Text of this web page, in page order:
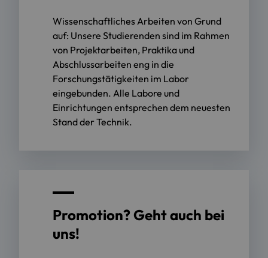
Wissenschaftliches Arbeiten von Grund
auf: Unsere Studierenden sind im Rahmen
von Projektarbeiten, Praktika und
Abschlussarbeiten eng in die
Forschungstätigkeiten im Labor
eingebunden. Alle Labore und
Einrichtungen entsprechen dem neuesten
Stand der Technik.
Promotion? Geht auch bei
uns!